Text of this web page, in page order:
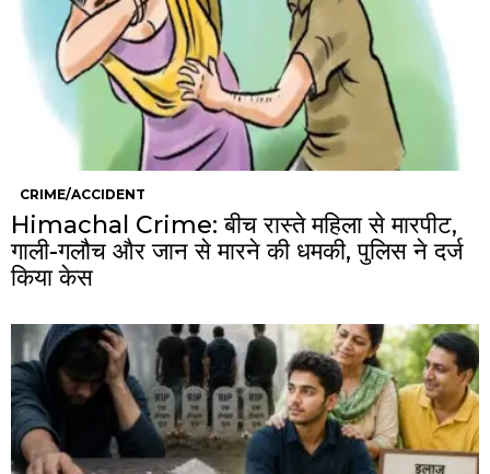
CRIME/ACCIDENT
Himachal Crime: बीच रास्ते महिला से मारपीट,
गाली-गलौच और जान से मारने की धमकी, पुलिस ने दर्ज
किया केस